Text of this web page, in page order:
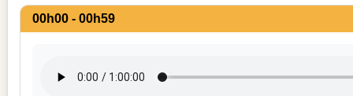
00h00 - 00h59